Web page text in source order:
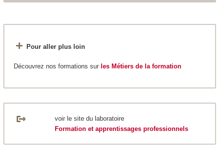
Pour aller plus loin
Découvrez nos formations sur les Métiers de la formation
voir le site du laboratoire
Formation et apprentissages professionnels